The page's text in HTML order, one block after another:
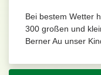
Bei bestem Wetter
300 großen und
Berner Au unser